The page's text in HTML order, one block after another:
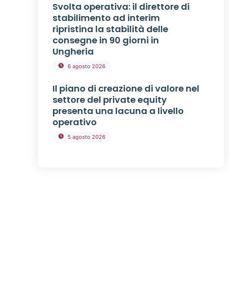
Svolta operativa: il direttore di
stabilimento ad interim
ripristina la stabilità delle
consegne in 90 giorni in
Ungheria
6 agosto 2026
Il piano di creazione di valore nel
settore del private equity
presenta una lacuna a livello
operativo
5 agosto 2026